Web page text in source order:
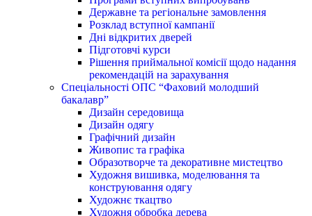
Державне та регіональне замовлення
Розклад вступної кампанії
Дні відкритих дверей
Підготовчі курси
Рішення приймальної комісії щодо надання
рекомендацій на зарахування
Спеціальності ОПС “Фаховий молодший
бакалавр”
Дизайн середовища
Дизайн одягу
Графічний дизайн
Живопис та графіка
Образотворче та декоративне мистецтво
Художня вишивка, моделювання та
конструювання одягу
Художнє ткацтво
Художня обробка дерева